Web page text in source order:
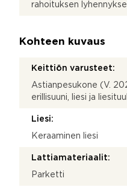
rahoituksen
Kohteen kuvaus
Keittiön varusteet:
Astianpesukone (V.
erillisuuni, liesi ja
Liesi:
Keraaminen liesi
Lattiamateriaalit:
Parketti